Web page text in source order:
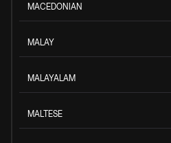
MACEDONIAN
MALAY
MALAYALAM
MALTESE